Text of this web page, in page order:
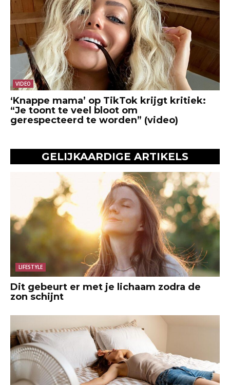
VIDEO
‘Knappe mama’ op TikTok krijgt kritiek:
“Je toont te veel bloot om
gerespecteerd te worden” (video)
GELIJKAARDIGE ARTIKELS
LIFESTYLE
Dit gebeurt er met je lichaam zodra de
zon schijnt